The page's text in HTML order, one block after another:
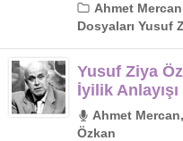
Ahmet
Dosyaları Yusuf
Yusuf Ziya
İyilik Anlayışı
Ahmet
Özkan